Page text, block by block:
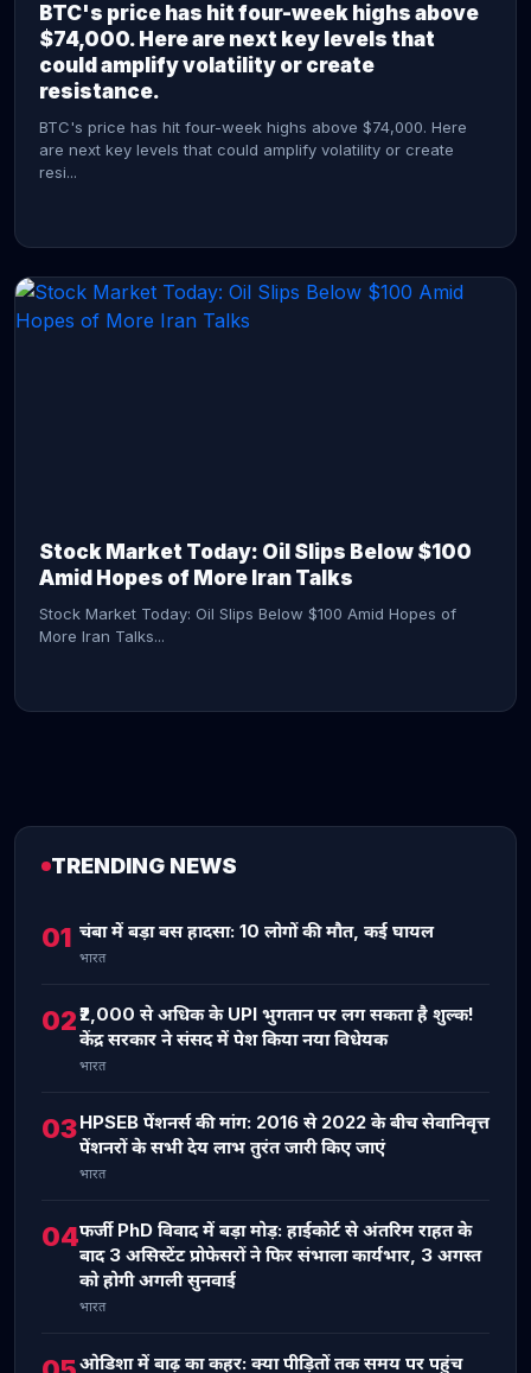
BTC's price has hit four-week highs above
$74,000. Here are next key levels that
could amplify volatility or create
resistance.
BTC's price has hit four-week highs above $74,000. Here
are next key levels that could amplify volatility or create
resi...
Stock Market Today: Oil Slips Below $100
Amid Hopes of More Iran Talks
Stock Market Today: Oil Slips Below $100 Amid Hopes of
More Iran Talks...
TRENDING NEWS
01 चंबा में बड़ा बस हादसा: 10 लोगों की मौत, कई घायल
भारत
02₹2,000 से अधिक के UPI भुगतान पर लग सकता है शुल्क!
केंद्र सरकार ने संसद में पेश किया नया विधेयक
भारत
03HPSEB पेंशनर्स की मांग: 2016 से 2022 के बीच सेवानिवृत्त
पेंशनरों के सभी देय लाभ तुरंत जारी किए जाएं
भारत
04फर्जी PhD विवाद में बड़ा मोड़: हाईकोर्ट से अंतरिम राहत के
बाद 3 असिस्टेंट प्रोफेसरों ने फिर संभाला कार्यभार, 3 अगस्त
को होगी अगली सुनवाई
भारत
ओडिशा में बाढ़ का कहर: क्या पीड़ितों तक समय पर पहुंच